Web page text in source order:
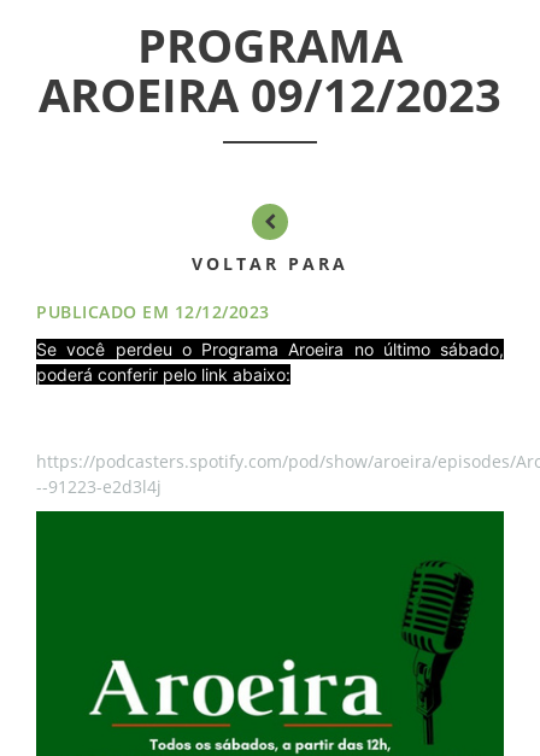
ASSEMBLÉIAS
NOTÍCIAS
AROEIRA
CONTATO
PROGRAMA
AROEIRA 09/12/2023
VOLTAR PARA
PUBLICADO EM 12/12/2023
Se você perdeu o Programa Aroeira no último sábado,
poderá conferir pelo link abaixo:
https://podcasters.spotify.com/pod/show/aroeira/episodes/
--91223-e2d3l4j